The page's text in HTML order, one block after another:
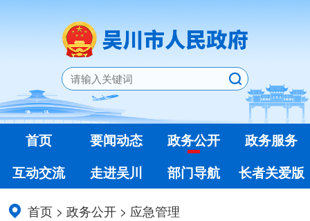
首页 要闻动态 政务公开
政务服务
互动交流
走进吴川 部门导航 长者关爱版
首页 >政务公开 > 应急管理